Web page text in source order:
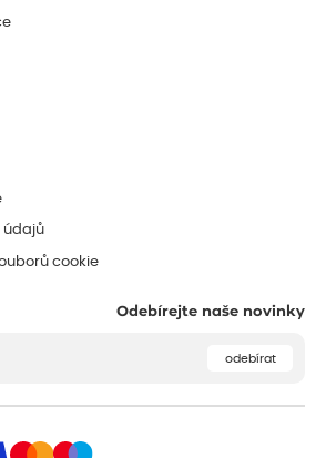
údajů
cookie
Odebírejte naše novinky
odebírat